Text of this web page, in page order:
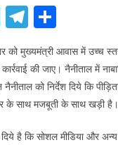
Li
k
e
dI
n
T
el
e
gr
a
m
ar
e
को मुख्यमंत्री आवास में उच्च
की जाए। नैनीताल में
को निर्देश दिये कि
के साथ मजबूती के साथ खड़ी है।
है कि सोशल मीडिया और